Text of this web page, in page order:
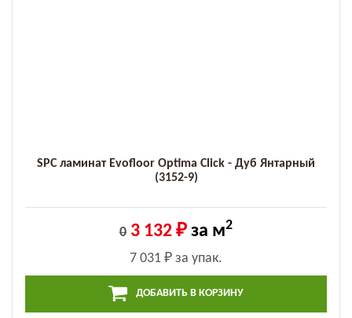
SPC ламинат Evofloor Optima Click - Дуб Янтарный
(3152-9)
0 3 132 ₽ за м2
7 031 ₽ за упак.
ДОБАВИТЬ В КОРЗИНУ